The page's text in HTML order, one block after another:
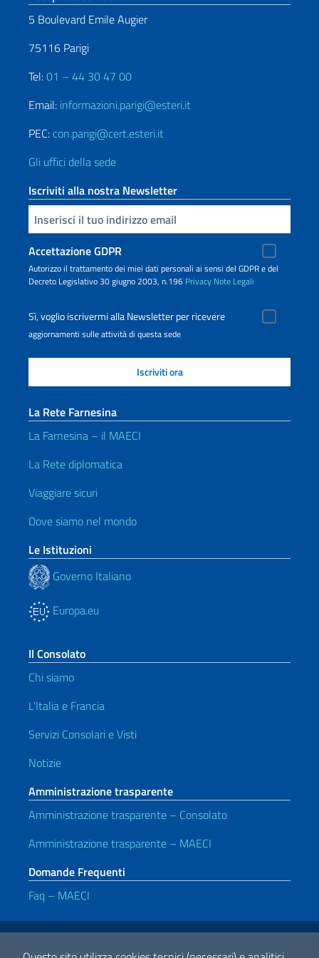
5 Boulevard Emile Augier
75116 Parigi
Tel:01 – 44 30 47 00
Email: informazioni.parigi@esteri.it
PEC: con.parigi@cert.esteri.it
Gli uffici della sede
Iscriviti alla nostra Newsletter
Inserisci la tua email
Accettazione GDPR
Autorizzo il trattamento dei miei dati personali ai sensi del GDPR e del
Decreto Legislativo 30 giugno 2003, n.196 Privacy Note Legali
Sì, voglio iscrivermi alla Newsletter per ricevere
aggiornamenti sulle attività di questa sede
La Rete Farnesina
La Farnesina – il MAECI
La Rete diplomatica
Viaggiare sicuri
Dove siamo nel mondo
Le Istituzioni
Governo Italiano
Europa.eu
Il Consolato
Chi siamo
L’Italia e Francia
Servizi Consolari e Visti
Notizie
Amministrazione trasparente
Amministrazione trasparente – Consolato
Amministrazione trasparente – MAECI
Domande Frequenti
Faq – MAECI
Link Utili